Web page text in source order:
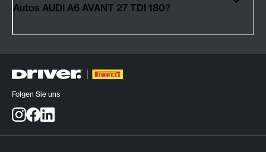
Autos AUDI A6 AVANT 27 TDI 180?
Folgen Sie uns